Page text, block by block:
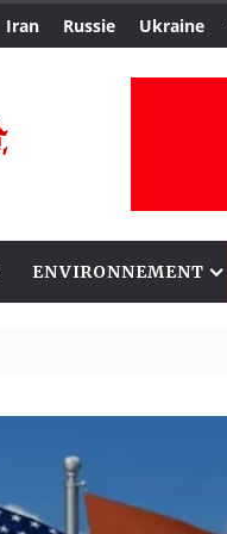
Iran Russie Ukraine
ENVIRONNEMENT